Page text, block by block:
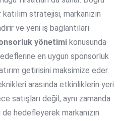
stratejisi, markanızın
ve yeni iş bağlantıları
yönetimi konusunda
en uygun sponsorluk
getirisini maksimize eder.
arasında etkinliklerin yeri
satışları değil, aynı zamanda
hedefleyerek markanızın